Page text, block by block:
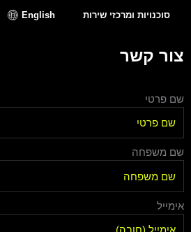
סוכנויות ומרכזי שירות English
צור קשר
שם פרטי
שם משפחה
אימייל